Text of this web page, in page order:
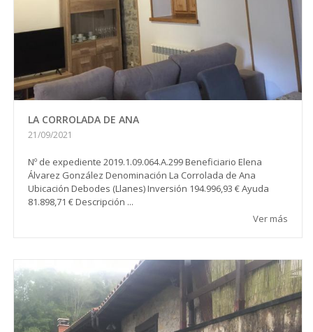
LA CORROLADA DE ANA
21/09/2021
Nº de expediente 2019.1.09.064.A.299 Beneficiario Elena
Álvarez González Denominación La Corrolada de Ana
Ubicación Debodes (Llanes) Inversión 194.996,93 € Ayuda
81.898,71 € Descripción ...
Ver más